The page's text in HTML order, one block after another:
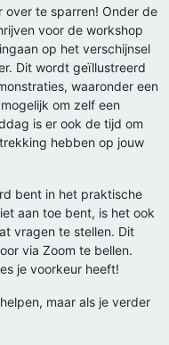
over te sparren! Onder de
voor de workshop
op het verschijnsel
Dit wordt geïllustreerd
waaronder een
om zelf een
is er ook de tijd om
hebben op jouw
bent in het praktische
aan toe bent, is het ook
vragen te stellen. Dit
via Zoom te bellen.
je voorkeur heeft!
maar als je verder